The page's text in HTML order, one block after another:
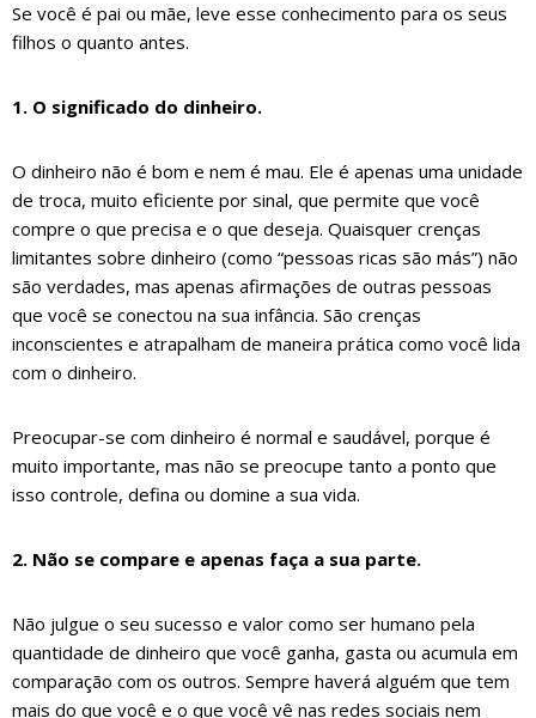
Se você é pai ou mãe, leve esse conhecimento para os seus
filhos o quanto antes.
1. O significado do dinheiro.
O dinheiro não é bom e nem é mau. Ele é apenas uma unidade
de troca, muito eficiente por sinal, que permite que você
compre o que precisa e o que deseja. Quaisquer crenças
limitantes sobre dinheiro (como “pessoas ricas são más”) não
são verdades, mas apenas afirmações de outras pessoas
que você se conectou na sua infância. São crenças
inconscientes e atrapalham de maneira prática como você lida
com o dinheiro.
Preocupar-se com dinheiro é normal e saudável, porque é
muito importante, mas não se preocupe tanto a ponto que
isso controle, defina ou domine a sua vida.
2. Não se compare e apenas faça a sua parte.
Não julgue o seu sucesso e valor como ser humano pela
quantidade de dinheiro que você ganha, gasta ou acumula em
comparação com os outros. Sempre haverá alguém que tem
mais do que você e o que você vê nas redes sociais nem